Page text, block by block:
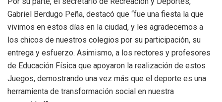
Gabriel Berdugo Peña, destacó que “fue una fiesta la que
vivimos en estos días en la ciudad, y les agradecemos a
los chicos de nuestros colegios por su participación, su
entrega y esfuerzo. Asimismo, a los rectores y profesores
de Educación Física que apoyaron la realización de estos
Juegos, demostrando una vez más que el deporte es una
herramienta de transformación social en nuestra